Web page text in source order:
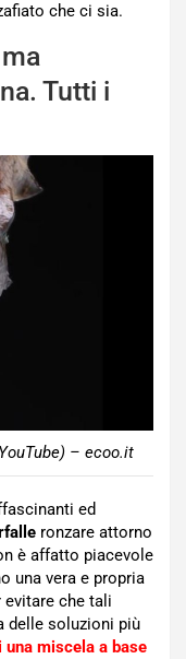
che ci sia.
Tutti i
– ecoo.it
ed
ronzare attorno
è affatto piacevole
una vera e propria
che tali
delle soluzioni più
miscela a base